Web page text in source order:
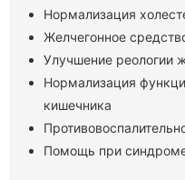
Нормализация
Желчегонное
Улучшение реологии
Нормализация
кишечника
Помощь при